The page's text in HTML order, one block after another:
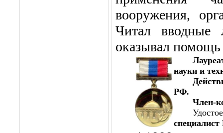
вооружения,
Читал
оказывал помощь
науки и
РФ.
Член-